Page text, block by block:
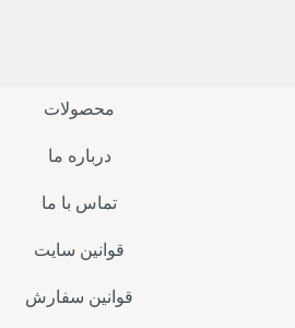
محصولات
درباره ما
تماس با ما
قوانین سایت
قوانین سفارش